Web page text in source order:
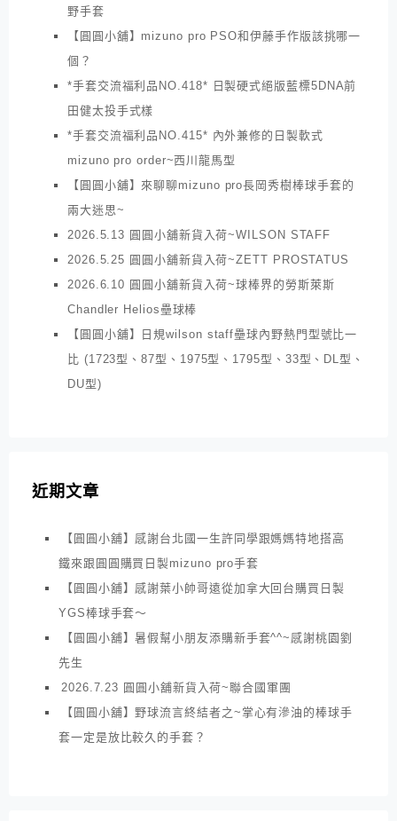
野手套
【圓圓小舖】mizuno pro PSO和伊藤手作版該挑哪一
個？
*手套交流福利品NO.418* 日製硬式絕版藍標5DNA前
田健太投手式樣
*手套交流福利品NO.415* 內外兼修的日製軟式
mizuno pro order~西川龍馬型
【圓圓小舖】來聊聊mizuno pro長岡秀樹棒球手套的
兩大迷思~
2026.5.13 圓圓小舖新貨入荷~WILSON STAFF
2026.5.25 圓圓小舖新貨入荷~ZETT PROSTATUS
2026.6.10 圓圓小舖新貨入荷~球棒界的勞斯萊斯
Chandler Helios壘球棒
【圓圓小舖】日規wilson staff壘球內野熱門型號比一
比 (1723型、87型、1975型、1795型、33型、DL型、
DU型)
近期文章
【圓圓小舖】感謝台北國一生許同學跟媽媽特地搭高
鐵來跟圓圓購買日製mizuno pro手套
【圓圓小舖】感謝葉小帥哥遠從加拿大回台購買日製
YGS棒球手套～
【圓圓小舖】暑假幫小朋友添購新手套^^~感謝桃園劉
先生
2026.7.23 圓圓小舖新貨入荷~聯合國軍團
【圓圓小舖】野球流言終結者之~掌心有滲油的棒球手
套一定是放比較久的手套？